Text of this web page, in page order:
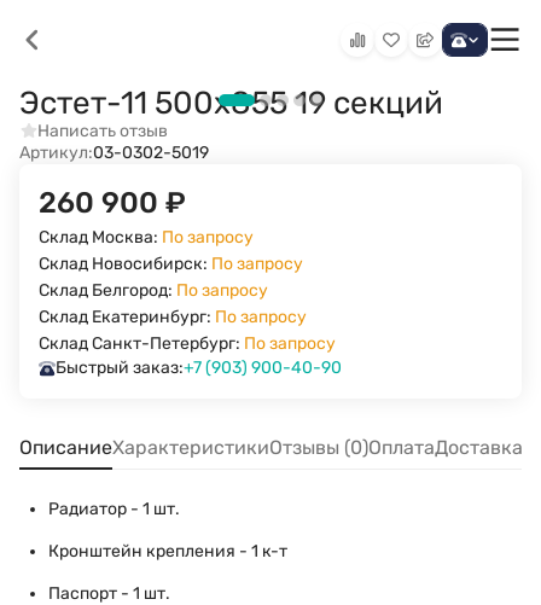
Эстет-11 500х855 19 секций
Написать отзыв
Артикул:03-0302-5019
260 900 ₽
Склад Москва: По запросу
Склад Новосибирск: По запросу
Склад Белгород: По запросу
Склад Екатеринбург: По запросу
Склад Санкт-Петербург: По запросу
Быстрый заказ:+7 (903) 900-40-90
ОписаниеХарактеристикиОтзывы (0)ОплатаДоставка
Радиатор - 1 шт.
Кронштейн крепления - 1 к-т
Паспорт - 1 шт.